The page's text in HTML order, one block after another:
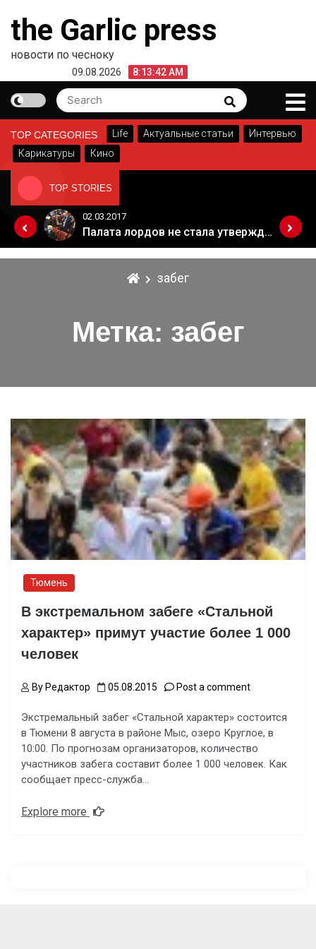
content
the Garlic press
новости по чесноку
09.08.2026 8:13:42 AM
Search
for:
Search
TOP CATEGORIES Life Актуальные статьи
Интервью
Карикатуры
Кино
TOP STORIES
Когда Россия разрешит полеты в Грузию. Позиция Кремля
02.03.2017
Палата лордов не стала утверждать законопроект о "брексите"
забег
Метка: забег
Тюмень
В экстремальном забеге «Стальной
характер» примут участие более 1 000
человек
By Редактор 05.08.2015 Post a comment
Экстремальный забег «Стальной характер» состоится
в Тюмени 8 августа в районе Мыс, озеро Круглое, в
10:00. По прогнозам организаторов, количество
участников забега составит более 1 000 человек. Как
сообщает пресс-служба…
Explore more